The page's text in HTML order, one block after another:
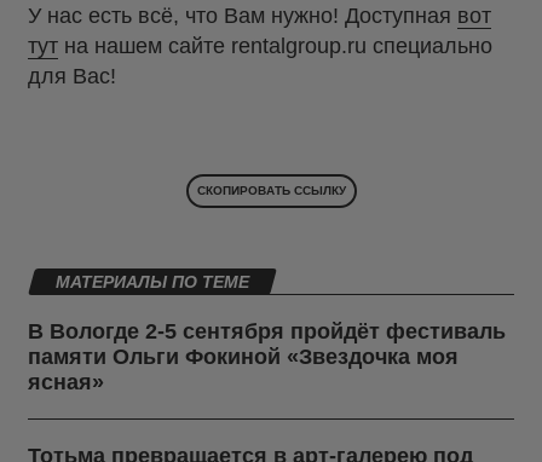
У нас есть всё, что Вам нужно! Доступная вот
тут на нашем сайте rentalgroup.ru специально
для Вас!
СКОПИРОВАТЬ ССЫЛКУ
МАТЕРИАЛЫ ПО ТЕМЕ
В Вологде 2-5 сентября пройдёт фестиваль
памяти Ольги Фокиной «Звездочка моя
ясная»
Тотьма превращается в арт-галерею под